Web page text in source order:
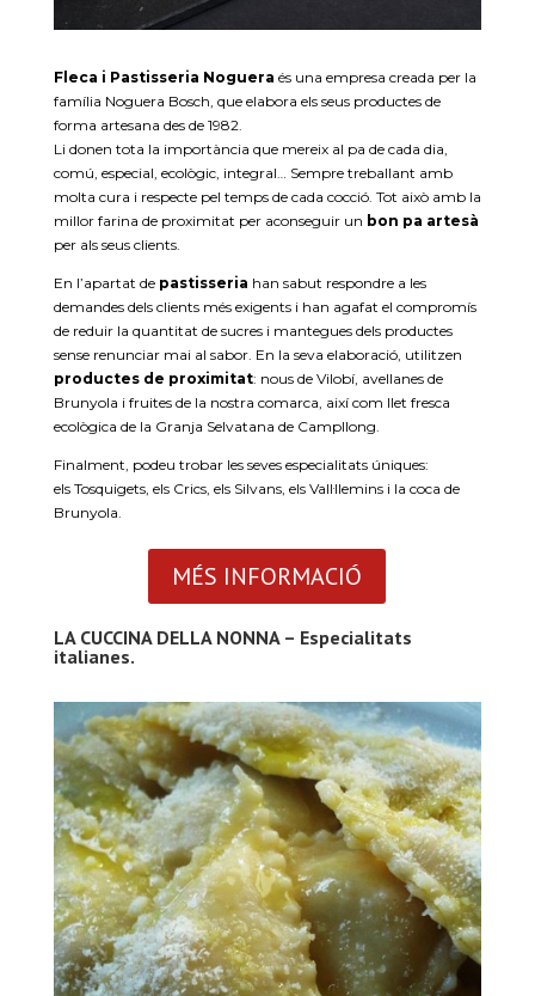
Fleca i Pastisseria Noguera és una empresa creada per la
família Noguera Bosch, que elabora els seus productes de
forma artesana des de 1982.
Li donen tota la importància que mereix al pa de cada dia,
comú, especial, ecològic, integral… Sempre treballant amb
molta cura i respecte pel temps de cada cocció. Tot això amb la
millor farina de proximitat per aconseguir un bon pa artesà
per als seus clients.
En l’apartat de pastisseria han sabut respondre a les
demandes dels clients més exigents i han agafat el compromís
de reduir la quantitat de sucres i mantegues dels productes
sense renunciar mai al sabor. En la seva elaboració, utilitzen
productes de proximitat: nous de Vilobí, avellanes de
Brunyola i fruites de la nostra comarca, així com llet fresca
ecològica de la Granja Selvatana de Campllong.
Finalment, podeu trobar les seves especialitats úniques:
els Tosquigets, els Crics, els Silvans, els Vall·lleminsi la coca de
Brunyola.
MÉS INFORMACIÓ
LA CUCCINA DELLA NONNA – Especialitats
italianes.